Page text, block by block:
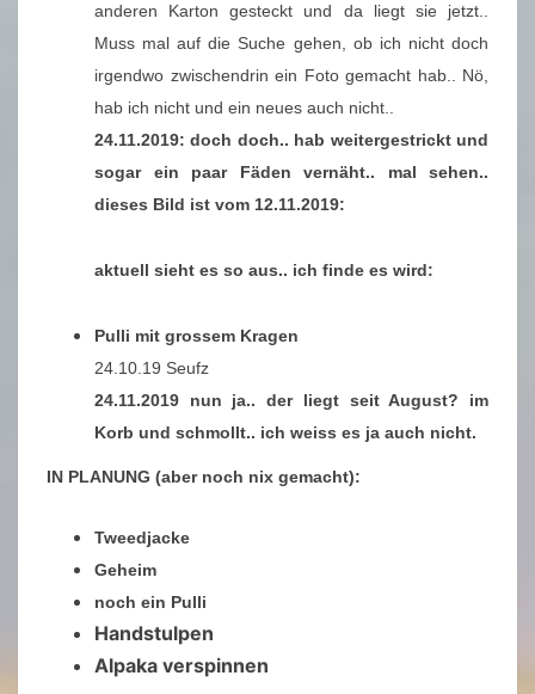
anderen Karton gesteckt und da liegt sie jetzt..
Muss mal auf die Suche gehen, ob ich nicht doch
irgendwo zwischendrin ein Foto gemacht hab.. Nö,
hab ich nicht und ein neues auch nicht..
24.11.2019: doch doch.. hab weitergestrickt und
sogar ein paar Fäden vernäht.. mal sehen..
dieses Bild ist vom 12.11.2019:
aktuell sieht es so aus.. ich finde es wird:
Pulli mit grossem Kragen
24.10.19 Seufz
24.11.2019 nun ja.. der liegt seit August? im
Korb und schmollt.. ich weiss es ja auch nicht.
IN PLANUNG (aber noch nix gemacht):
Tweedjacke
Geheim
noch ein Pulli
Handstulpen
Alpaka verspinnen